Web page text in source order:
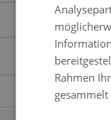
Schutz vor
Artikelnummer
Eigenschaften
Rahmen
gesammelt